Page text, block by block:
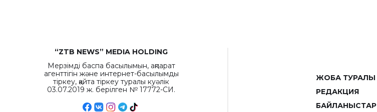
“ZTB NEWS” MEDIA HOLDING
Мерзімді баспа басылымын, ақпарат
агенттігін және интернет-басылымды
тіркеу, қайта тіркеу туралы куәлік
03.07.2019 ж. берілген № 17772-СИ.
ЖОБА ТУРАЛЫ
РЕДАКЦИЯ
БАЙЛАНЫСТАР